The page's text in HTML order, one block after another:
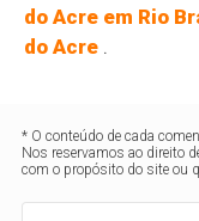
do Acre em Rio
do Acre .
* O conteúdo de cada
Nos reservamos ao direito
com o propósito do site ou